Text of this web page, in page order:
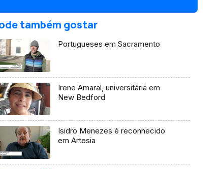
também gostar
Portugueses em Sacramento
Irene Amaral, universitária em
New Bedford
Isidro Menezes é reconhecido
em Artesia